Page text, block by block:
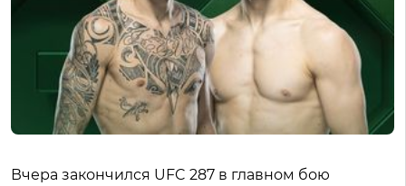
Вчера закончился UFC 287 в главном бою